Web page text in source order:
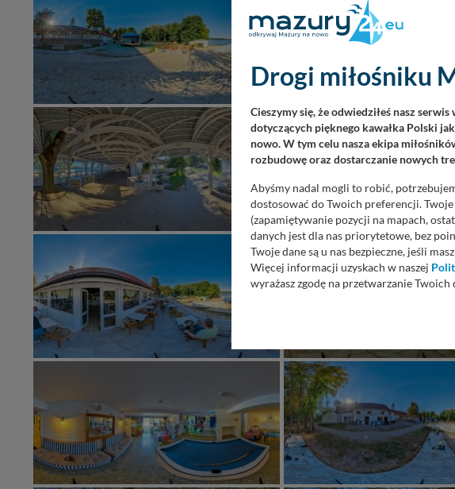
Drogi miłośniku
Cieszymy się, że odwiedziłeś nasz
dotyczących pięknego kawałka Polski
nowo. W tym celu nasza ekipa
rozbudowę oraz dostarczanie nowych
Abyśmy nadal mogli to robić,
dostosować do Twoich preferencji.
(zapamiętywanie pozycji na mapach,
danych jest dla nas priorytetowe, bez
Twoje dane są u nas bezpieczne, jeśli
Więcej informacji uzyskach w naszej
wyrażasz zgodę na przetwarzanie Twoich
Wyjątkiem jest sytuacja, gdy
zasadach i funkcjonalności serwisu w
Administratorem Twoich danych jest:
11-500 Giżycko. Możesz z nami
W każdej chwili możesz: zażądać
przetwarzania. Pamiętaj jednak, że nie
informacji zawartych w plikach cookies.
przypadkach nie możemy tego zrobić za